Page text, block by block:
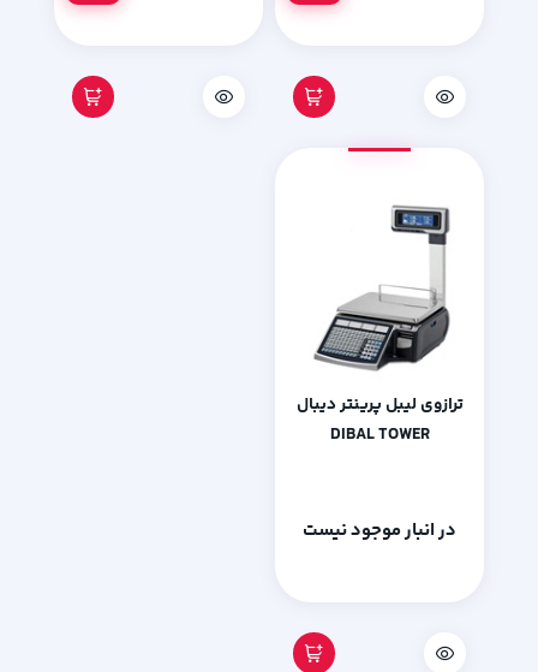
ترازوی لیبل پرینتر دیبال
DIBAL TOWER
در انبار موجود نیست